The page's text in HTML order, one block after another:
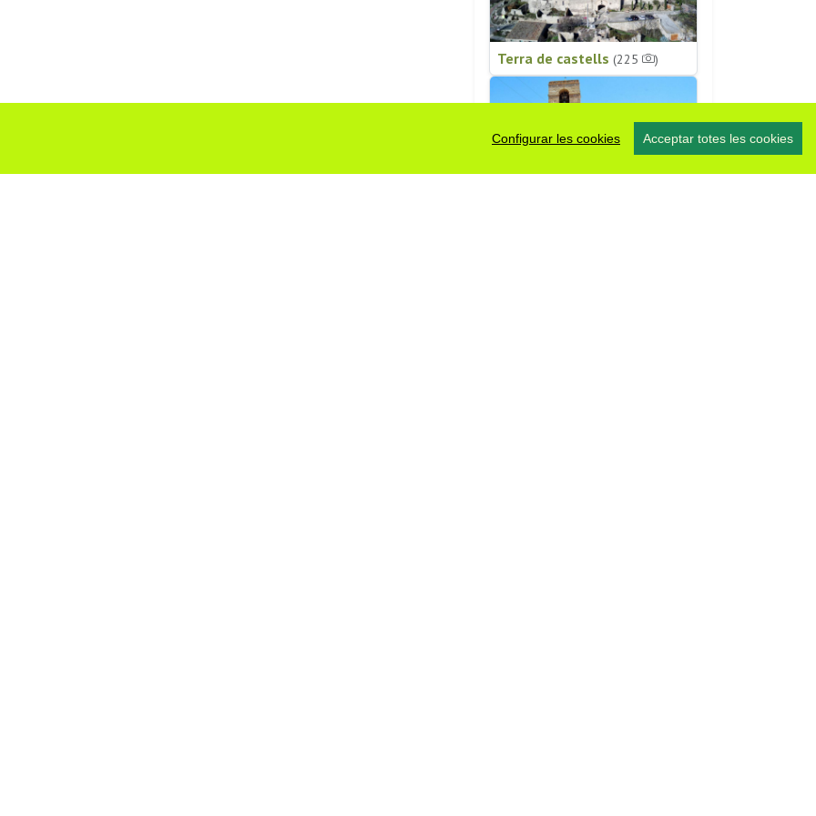
Configurar les cookies Acceptar totes les cookies
Terra de castells (225 )